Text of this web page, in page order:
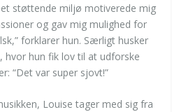
støttende miljø motiverede mig
og gav mig mulighed for
forklarer hun. Særligt husker
hvor hun fik lov til at udforske
“Det var super sjovt!”
Louise tager med sig fra